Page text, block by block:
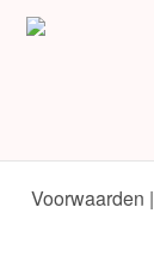
Voorwaarden |